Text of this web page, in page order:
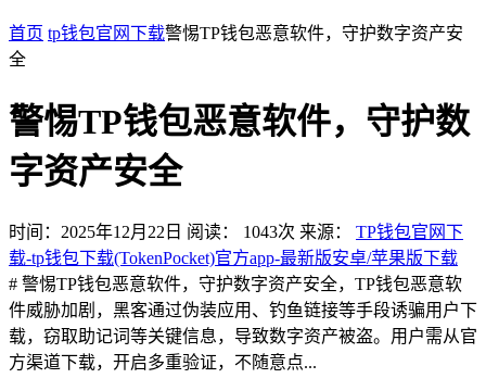
首页 tp钱包官网下载警惕TP钱包恶意软件，守护数字资产安
全
警惕TP钱包恶意软件，守护数
字资产安全
时间：2025年12月22日 阅读： 1043次 来源： TP钱包官网下
载-tp钱包下载(TokenPocket)官方app-最新版安卓/苹果版下载
# 警惕TP钱包恶意软件，守护数字资产安全，TP钱包恶意软
件威胁加剧，黑客通过伪装应用、钓鱼链接等手段诱骗用户下
载，窃取助记词等关键信息，导致数字资产被盗。用户需从官
方渠道下载，开启多重验证，不随意点...